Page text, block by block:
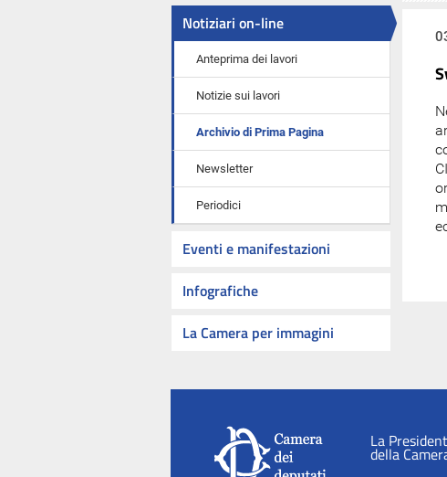
Notiziari on-line
Anteprima dei lavori
Notizie sui lavori
Archivio di Prima Pagina
Newsletter
Periodici
Eventi e manifestazioni
Infografiche
La Camera per immagini
La
della